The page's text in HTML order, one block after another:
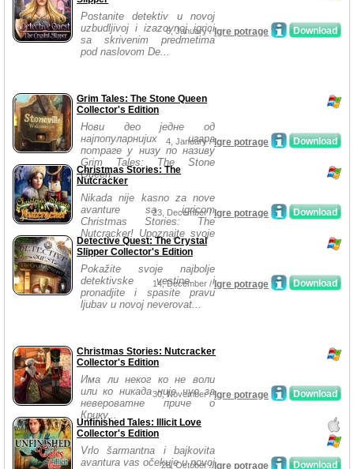
Postanite detektiv u novoj
uzbudljivoj i izazovnoj igrici
sa skrivenim predmetima
pod naslovom De...
Download
6, January / Igre potrage
Grim Tales: The Stone Queen
Collector's Edition
Нови део једне од
најпопуларнијих игара
потраге у низу по називу
Grim Tales: The Stone
Queen...
Download
4, January /Igre potrage
Christmas Stories: The
Nutcracker
Nikada nije kasno za nove
avanture sa igricom
Christmas Stories: The
Nutcracker! Upoznajte svoje
...
Download
23, December / Igre potrage
Detective Quest: The Crystal
Slipper Collector's Edition
Pokažite svoje najbolje
detektivske vestine i
pronadjite i spasite pravu
ljubav u novoj neverovat...
Download
14, December / Igre potrage
Christmas Stories: Nutcracker
Collector's Edition
Има ли неког ко не воли
или ко никада није чуо за
невероватне приче о
Крцку...
Download
30, November /Igre potrage
Unfinished Tales: Illicit Love
Collector's Edition
Vrlo šarmantna i bajkovita
avantura vas očekuje u novoj
Download
28, October /Igre potrage